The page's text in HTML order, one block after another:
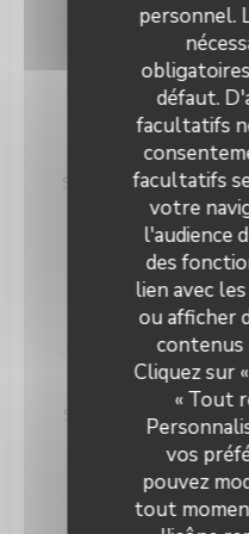
personnel.
défaut.
facultatifs
facultatifs
votre
l'audience
des
lien avec
ou afficher
contenus
Cliquez sur
« Tout
vos
pouvez
tout
Situé près de l’épaule
ibérique est
son nom « Secreto ».
typique des porcs
28,00
250g
Keating
Steak Black Angus,
au Miel, tomates
Tartare de
Keating